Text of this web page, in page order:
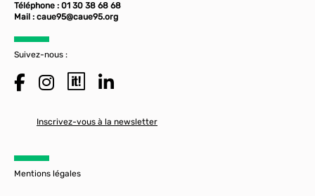
Téléphone : 01 30 38 68 68
Mail : caue95@caue95.org
Suivez-nous :
Inscrivez-vous à la newsletter
Mentions légales